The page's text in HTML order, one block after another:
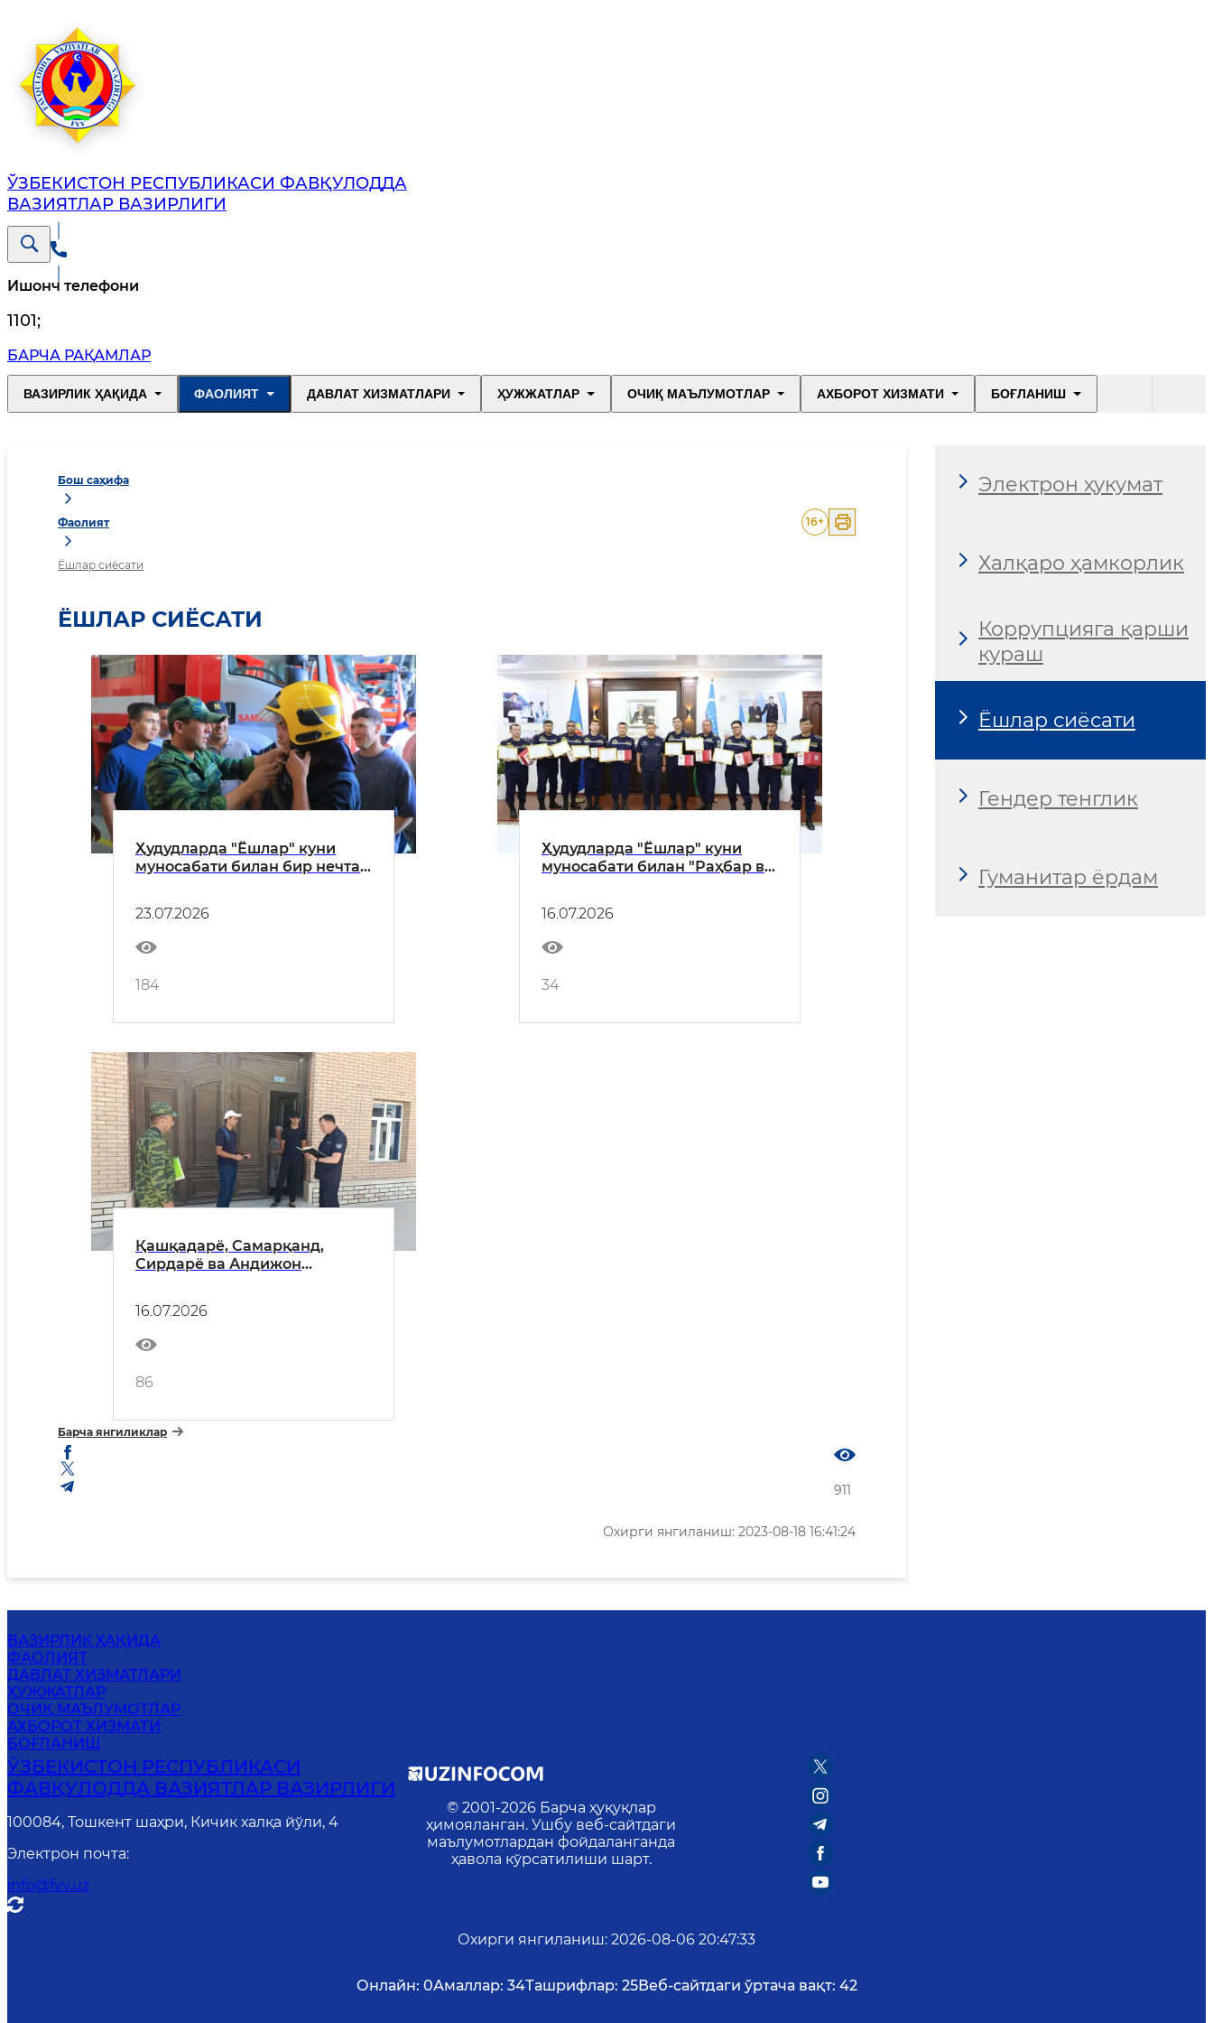
ЎЗБЕКИСТОН РЕСПУБЛИКАСИ ФАВҚУЛОДДА
ВАЗИЯТЛАР ВАЗИРЛИГИ
Ишонч телефони
1101;
БАРЧА РАҚАМЛАР
ВАЗИРЛИК ҲАҚИДА ФАОЛИЯТ ДАВЛАТ ХИЗМАТЛАРИ ҲУЖЖАТЛАР ОЧИҚ МАЪЛУМОТЛАР АХБОРОТ ХИЗМАТИ БОҒЛАНИШ
Бош саҳифа
Фаолият
Ёшлар сиёсати
16+
ЁШЛАР СИЁСАТИ
Ҳудудларда "Ёшлар" куни
муносабати билан бир нечта
23.07.2026
184
Ҳудудларда "Ёшлар" куни
муносабати билан "Раҳбар ва
16.07.2026
34
Қашқадарё, Самарқанд,
Сирдарё ва Андижон
ёшлар билан манзилли
ишлар олиб борилди
16.07.2026
86
Барча янгиликлар
911
Охирги янгиланиш: 2023-08-18 16:41:24
Электрон ҳукумат
Халқаро ҳамкорлик
Коррупцияга қарши
кураш
Ёшлар сиёсати
Гендер тенглик
Гуманитар ёрдам
ВАЗИРЛИК ҲАҚИДА
ФАОЛИЯТ
ДАВЛАТ ХИЗМАТЛАРИ
ҲУЖЖАТЛАР
ОЧИҚ МАЪЛУМОТЛАР
АХБОРОТ ХИЗМАТИ
БОҒЛАНИШ
ЎЗБЕКИСТОН РЕСПУБЛИКАСИ
ФАВҚУЛОДДА ВАЗИЯТЛАР ВАЗИРЛИГИ
100084, Тошкент шаҳри, Кичик халқа йўли, 4
Электрон почта:
info@fvv.uz
© 2001-2026 Барча ҳуқуқлар
ҳимояланган. Ушбу веб-сайтдаги
маълумотлардан фойдаланганда
ҳавола кўрсатилиши шарт.
Охирги янгиланиш: 2026-08-06 20:47:33
Онлайн: 0Амаллар: 34Ташрифлар: 25Веб-сайтдаги ўртача вақт: 42